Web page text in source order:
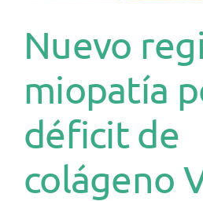
Nuevo
miopatía
déficit de
colágeno